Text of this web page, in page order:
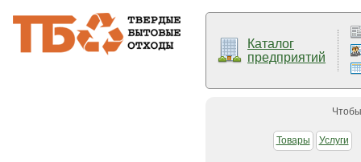
Каталог
предприятий
Товары Услуги